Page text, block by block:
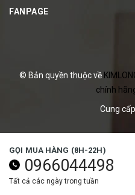
FANPAGE
© Bản quyền thuộc về
chính
Cung
GỌI MUA HÀNG (8H-22H)
0966044498
Tất cả các ngày trong tuần